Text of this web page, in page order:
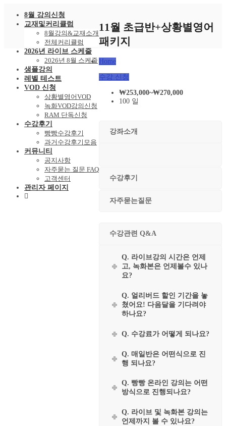
8월 강의신청
교재및커리큘럼
8월강의&교재소개
전체커리큘럼
2026년 라이브 스케줄
2026년 8월 스케줄
샘플강의
레벨 테스트
VOD 신청
상황별영어VOD
녹화VOD강의신청
RAM 단독신청
수강후기
빵빵수강후기
과거수강후기모음
커뮤니티
공지사항
자주묻는 질문 FAQ
고객센터
관리자 페이지
11월 초급반+상황별영어
패키지
Home
강좌소개
수강후기
자주묻는질문
수강관련 Q&A
Q. 라이브강의 시간은 언제
고, 녹화본은 언제볼수 있나
요?
Q. 얼리버드 할인 기간을 놓
쳤어요! 다음달을 기다려야
하나요?
Q. 수강료가 어떻게 되나요?
Q. 매일반은 어떤식으로 진
행 되나요?
Q. 빵빵 온라인 강의는 어떤
방식으로 진행되나요?
Q. 라이브 및 녹화본 강의는
언제까지 볼 수 있나요?
수강 신청
₩253,000~₩270,000
100 일